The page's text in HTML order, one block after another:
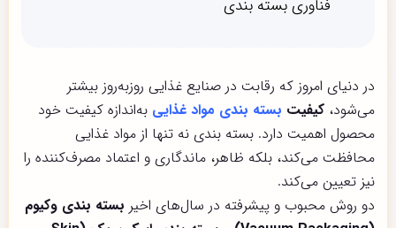
فناوری بسته بندی
در دنیای امروز که رقابت در صنایع غذایی روز‌به‌روز بیشتر
می‌شود، کیفیت بسته بندی مواد غذایی به‌اندازه کیفیت خود
محصول اهمیت دارد. بسته بندی نه تنها از مواد غذایی
محافظت می‌کند، بلکه ظاهر، ماندگاری و اعتماد مصرف‌کننده را
نیز تعیین می‌کند.
دو روش محبوب و پیشرفته در سال‌های اخیر بسته بندی وکیوم